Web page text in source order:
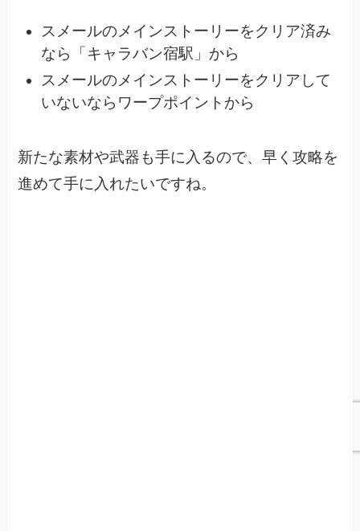
スメールのメインストーリーをクリア済み
なら「キャラバン宿駅」から
スメールのメインストーリーをクリアして
いないならワープポイントから
新たな素材や武器も手に入るので、早く攻略を
進めて手に入れたいですね。